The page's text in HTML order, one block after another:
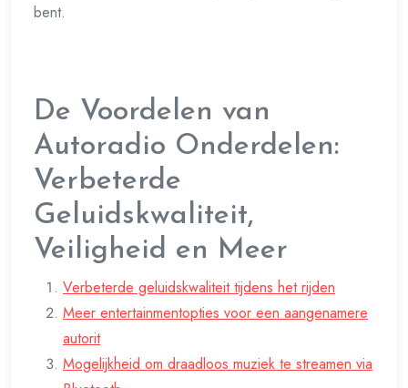
bent.
De Voordelen van
Autoradio Onderdelen:
Verbeterde
Geluidskwaliteit,
Veiligheid en Meer
Verbeterde geluidskwaliteit tijdens het rijden
Meer entertainmentopties voor een aangenamere
autorit
Mogelijkheid om draadloos muziek te streamen via